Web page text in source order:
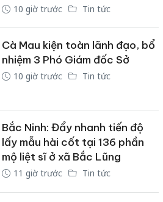
10 giờ trước Tin tức
Cà Mau kiện toàn lãnh đạo, bổ
nhiệm 3 Phó Giám đốc Sở
10 giờ trước Tin tức
Bắc Ninh: Đẩy nhanh tiến độ
lấy mẫu hài cốt tại 136 phần
mộ liệt sĩ ở xã Bắc Lũng
11 giờ trước Tin tức